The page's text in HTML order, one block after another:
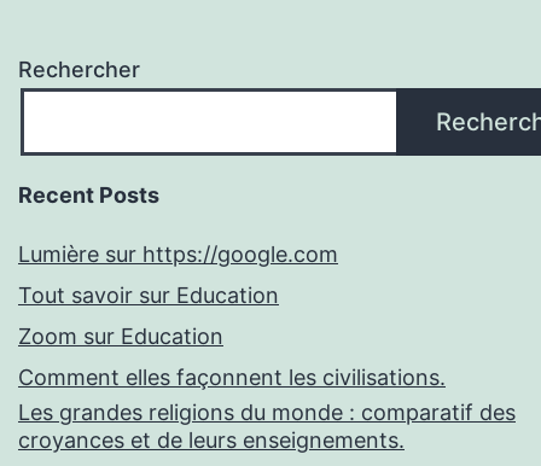
Rechercher
Recent Posts
Lumière sur https://google.com
Tout savoir sur Education
Zoom sur Education
Comment elles façonnent les civilisations.
Les grandes religions du monde : comparatif des
croyances et de leurs enseignements.